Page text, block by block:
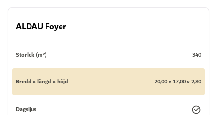
ALDAU Foyer
Storlek (m²) 340
Bredd x längd x höjd 20,00 x 17,00 x 2,80
Dagsljus